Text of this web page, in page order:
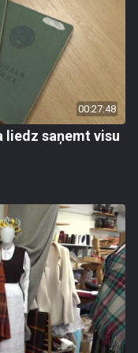
00:27:48
liedz saņemt visu